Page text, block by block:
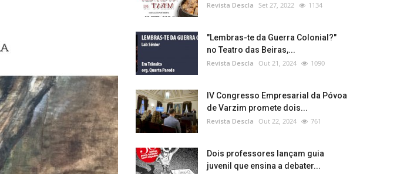
Revista Descla Set 27, 2022 1134
"Lembras-te da Guerra Colonial?"
no Teatro das Beiras,...
Revista Descla Out 21, 2024 1090
IV Congresso Empresarial da Póvoa
de Varzim promete dois...
Revista Descla Out 22, 2024 761
Dois professores lançam guia
juvenil que ensina a debater...